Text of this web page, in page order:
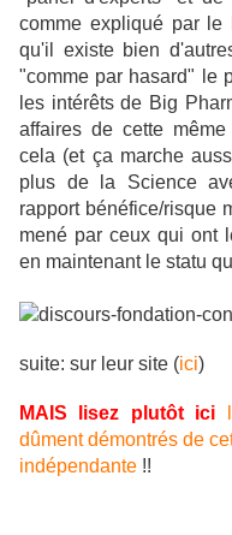
comme expliqué par
qu'il existe bien
"comme par hasard" le
les intérêts de Big
affaires de cette
cela (et ça marche
plus de la Science
rapport bénéfice/risque
mené par ceux qui ont
en maintenant le statu
suite: sur leur site (ici)
MAIS lisez plutôt ici
dûment démontrés de
indépendante !!